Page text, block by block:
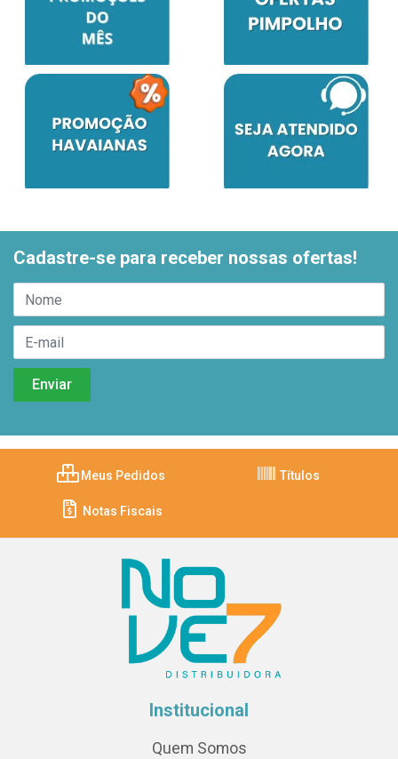
Cadastre-se para receber nossas ofertas!
Meus Pedidos Títulos
Notas Fiscais
Institucional
Quem Somos